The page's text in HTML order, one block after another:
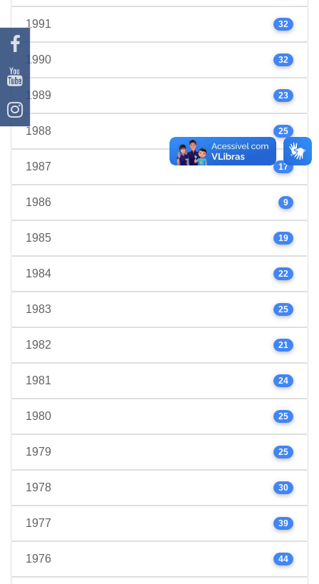
1991 32
1990 32
1989 23
1988 25
1987 17
1986 9
1985 19
1984 22
1983 25
1982 21
1981 24
1980 25
1979 25
1978 30
1977 39
1976 44